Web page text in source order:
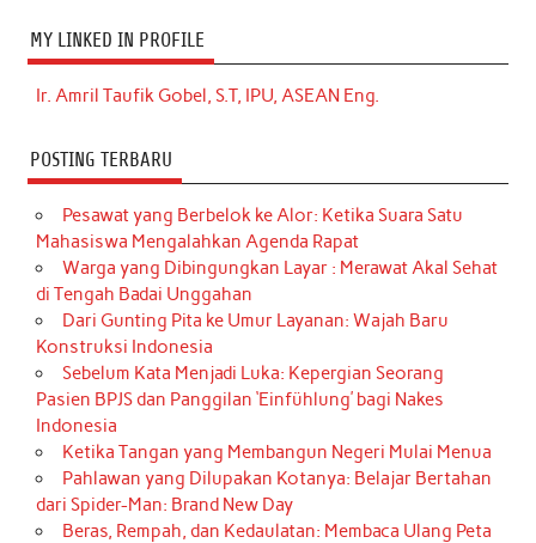
MY LINKED IN PROFILE
Ir. Amril Taufik Gobel, S.T, IPU, ASEAN Eng.
POSTING TERBARU
Pesawat yang Berbelok ke Alor: Ketika Suara Satu
Mahasiswa Mengalahkan Agenda Rapat
Warga yang Dibingungkan Layar : Merawat Akal Sehat
di Tengah Badai Unggahan
Dari Gunting Pita ke Umur Layanan: Wajah Baru
Konstruksi Indonesia
Sebelum Kata Menjadi Luka: Kepergian Seorang
Pasien BPJS dan Panggilan ‘Einfühlung’ bagi Nakes
Indonesia
Ketika Tangan yang Membangun Negeri Mulai Menua
Pahlawan yang Dilupakan Kotanya: Belajar Bertahan
dari Spider-Man: Brand New Day
Beras, Rempah, dan Kedaulatan: Membaca Ulang Peta